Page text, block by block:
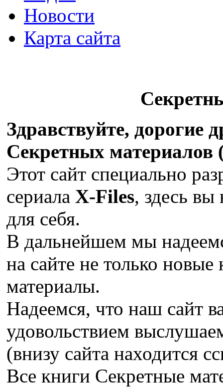
Новости
Карта сайта
Здравствуйте, дорогие
Секретных материалов
Этот сайт специально
сериала X-Files, здесь вы
для себя.
В дальнейшем мы
на сайте не только
материалы.
Надеемся, что наш сайт
удовольствием
(внизу сайта находится
Все книги Секретные